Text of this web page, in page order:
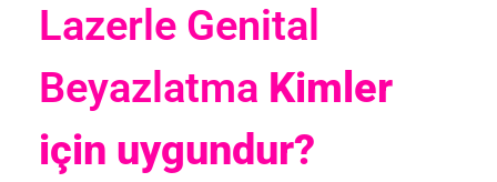
Lazerle Genital
Beyazlatma Kimler
için uygundur?